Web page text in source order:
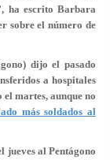
, ha escrito Barbara
sobre el número de
dijo el pasado
a hospitales
martes, aunque no
más soldados al
jueves al Pentágono